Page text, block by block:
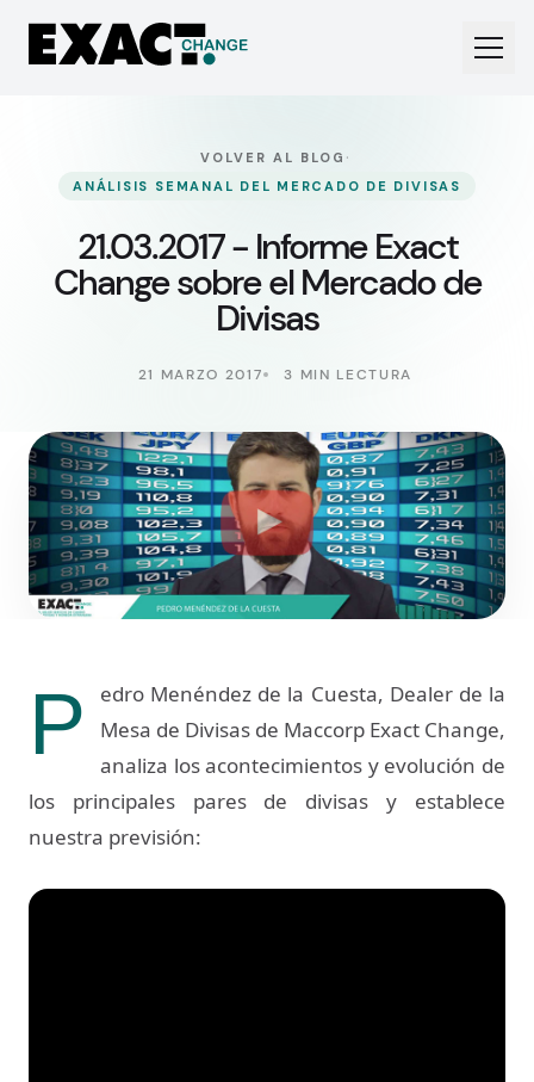
VOLVER AL BLOG ·
ANÁLISIS SEMANAL DEL MERCADO DE DIVISAS
21.03.2017 - Informe Exact
Change sobre el Mercado de
Divisas
21 MARZO 2017 3 MIN LECTURA
P
edro Menéndez de la Cuesta, Dealer de la
Mesa de Divisas de Maccorp Exact Change,
analiza los acontecimientos y evolución de
los principales pares de divisas y establece
nuestra previsión: